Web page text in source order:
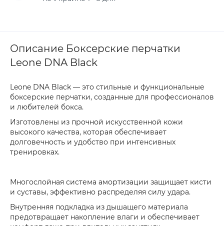
Описание Боксерские перчатки
Leone DNA Black
Leone DNA Black — это стильные и функциональные
боксерские перчатки, созданные для профессионалов
и любителей бокса.
Изготовлены из прочной искусственной кожи
высокого качества, которая обеспечивает
долговечность и удобство при интенсивных
тренировках.
Многослойная система амортизации защищает кисти
и суставы, эффективно распределяя силу удара.
Внутренняя подкладка из дышащего материала
предотвращает накопление влаги и обеспечивает